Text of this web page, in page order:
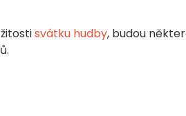
svátku hudby, budou